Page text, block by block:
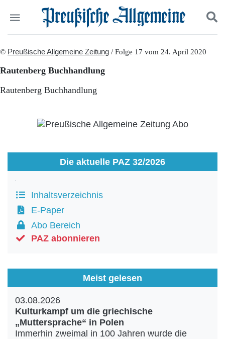
Aktuelle Ausgabe
Abonnenten-Login
Archiv
Mediadaten
Politik
Wirtschaft
Gesellschaft
Geschichte
Ostpreußen
Berlin-Brandenburg
Schlesien
Danzig und Westpreußen
Impressum
Datenschutz
Suchen und finden
© Preußische Allgemeine Zeitung / Folge 17 vom 24. April 2020
Rautenberg Buchhandlung
Rautenberg Buchhandlung
Die aktuelle PAZ 32/2026
Inhaltsverzeichnis
E-Paper
Abo Bereich
PAZ abonnieren
Meist gelesen
03.08.2026
Kulturkampf um die griechische
„Muttersprache“ in Polen
Immerhin zweimal in 100 Jahren wurde die